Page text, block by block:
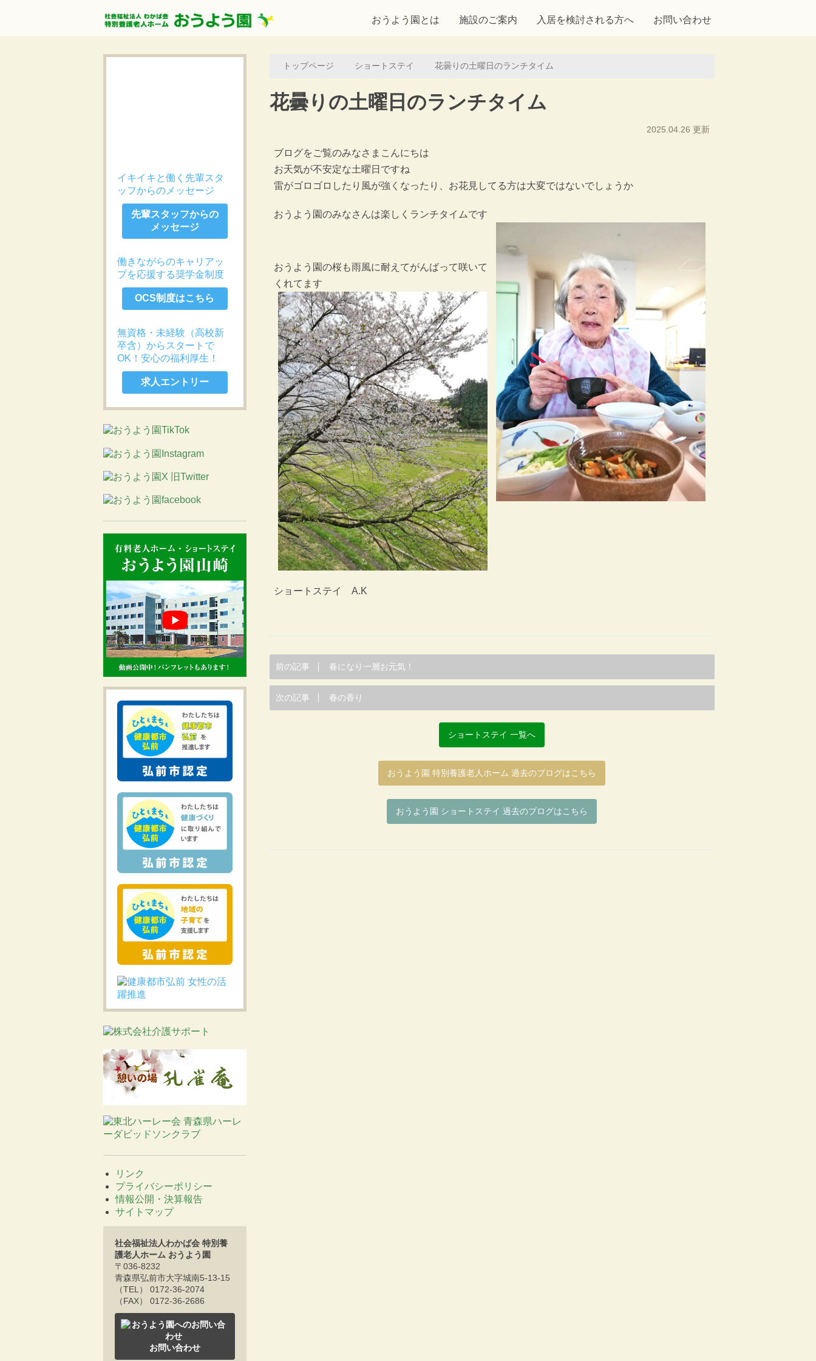
おうよう園とは 施設のご案内 入居を検討される方へ お問い合わせ
トップページ ショートステイ 花曇りの土曜日のランチタイム
花曇りの土曜日のランチタイム
2025.04.26 更新
ブログをご覧のみなさまこんにちは
お天気が不安定な土曜日ですね
雷がゴロゴロしたり風が強くなったり、お花見してる方は大変ではないでしょうか
おうよう園のみなさんは楽しくランチタイムです
おうよう園の桜も雨風に耐えてがんばって咲いて
くれてます
ショートステイ A.K
前の記事 春になり一層お元気！
次の記事 春の香り
ショートステイ 一覧へ
おうよう園 特別養護老人ホーム 過去のブログはこちら
おうよう園 ショートステイ 過去のブログはこちら
イキイキと働く先輩スタ
ッフからのメッセージ
先輩スタッフからの
メッセージ
働きながらのキャリアッ
プを応援する奨学金制度
OCS制度はこちら
無資格・未経験（高校新
卒含）からスタートで
OK！安心の福利厚生！
求人エントリー
リンク
プライバシーポリシー
情報公開・決算報告
サイトマップ
社会福祉法人わかば会 特別養
護老人ホーム おうよう園
〒036-8232
青森県弘前市大字城南5-13-15
（TEL） 0172-36-2074
（FAX） 0172-36-2686
お問い合わせ